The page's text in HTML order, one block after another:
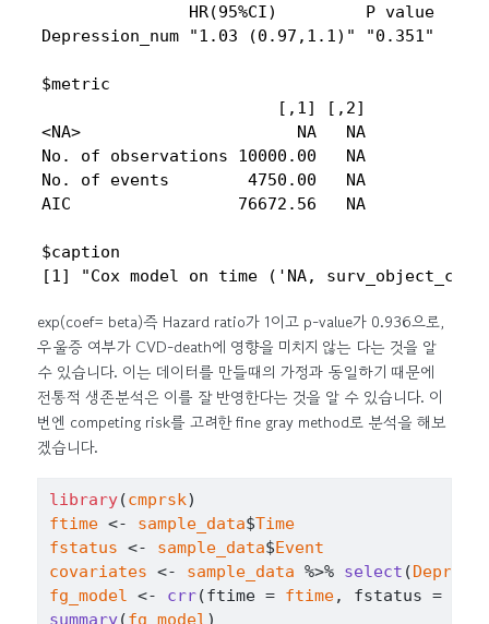
               HR(95%CI)         P value
Depression_num "1.03 (0.97,1.1)" "0.351"
$metric
                        [,1] [,2]
<NA>                      NA   NA
No. of observations 10000.00   NA
No. of events        4750.00   NA
AIC                 76672.56   NA
$caption
[1] "Cox model on time ('NA,
exp(coef= beta)즉 Hazard ratio가 1이고 p-value가 0.936으로,
우울증 여부가 CVD-death에 영향을 미치지 않는 다는 것을 알
수 있습니다. 이는 데이터를 만들때의 가정과 동일하기 때문에
전통적 생존분석은 이를 잘 반영한다는 것을 알 수 있습니다. 이
번엔 competing risk를 고려한 fine gray method로 분석을 해보
겠습니다.
library(cmprsk)
ftime <- sample_data$Time
fstatus <- sample_data$Event
covariates <- sample_data %>% select (
fg_model <- crr(ftime = ftime, fstatus =
summary(fg_model )